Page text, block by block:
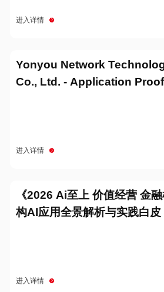
进入详情
Yonyou Network
Co., Ltd. - Application
进入详情
《2026 Ai至上 价值经营 金
构AI应用全景解析与实践白皮
进入详情